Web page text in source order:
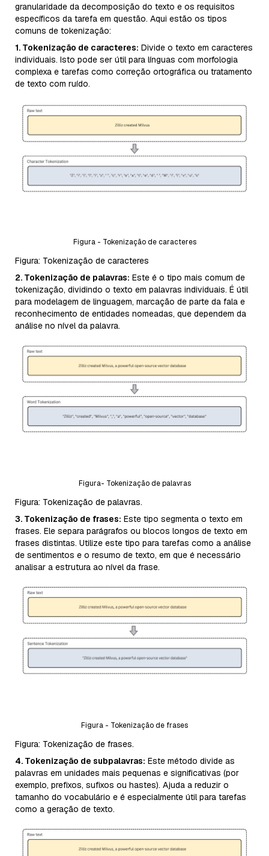
granularidade da decomposição do texto e os requisitos
específicos da tarefa em questão. Aqui estão os tipos
comuns de tokenização:
1. Tokenização de caracteres: Divide o texto em caracteres
individuais. Isto pode ser útil para línguas com morfologia
complexa e tarefas como correção ortográfica ou tratamento
de texto com ruído.
Figura - Tokenização de caracteres
Figura: Tokenização de caracteres
2. Tokenização de palavras: Este é o tipo mais comum de
tokenização, dividindo o texto em palavras individuais. É útil
para modelagem de linguagem, marcação de parte da fala e
reconhecimento de entidades nomeadas, que dependem da
análise no nível da palavra.
Figura- Tokenização de palavras
Figura: Tokenização de palavras.
3. Tokenização de frases: Este tipo segmenta o texto em
frases. Ele separa parágrafos ou blocos longos de texto em
frases distintas. Utilize este tipo para tarefas como a análise
de sentimentos e o resumo de texto, em que é necessário
analisar a estrutura ao nível da frase.
Figura - Tokenização de frases
Figura: Tokenização de frases.
4. Tokenização de subpalavras: Este método divide as
palavras em unidades mais pequenas e significativas (por
exemplo, prefixos, sufixos ou hastes). Ajuda a reduzir o
tamanho do vocabulário e é especialmente útil para tarefas
como a geração de texto.